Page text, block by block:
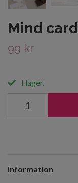
Mind
99 kr
I lager.
Information